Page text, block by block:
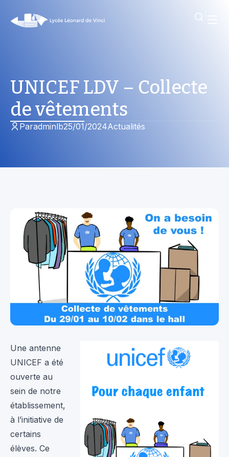
UNICEF LDV – Collecte
de vêtements
Paradminlb25/01/2024Actualités
Une antenne
UNICEF a été
ouverte au
sein de notre
établissement,
à l’initiative de
certains
élèves. Ce